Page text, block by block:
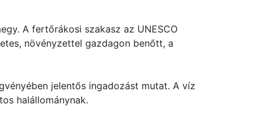
A fertőrákosi szakasz az UNESCO
növényzettel gazdagon benőtt, a
jelentős ingadozást mutat. A víz
halállománynak.